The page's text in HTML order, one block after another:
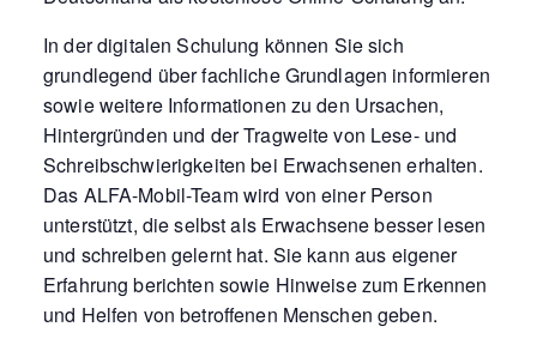
In der digitalen Schulung können Sie sich
grundlegend über fachliche Grundlagen informieren
sowie weitere Informationen zu den Ursachen,
Hintergründen und der Tragweite von Lese- und
Schreibschwierigkeiten bei Erwachsenen erhalten.
Das ALFA-Mobil-Team wird von einer Person
unterstützt, die selbst als Erwachsene besser lesen
und schreiben gelernt hat. Sie kann aus eigener
Erfahrung berichten sowie Hinweise zum Erkennen
und Helfen von betroffenen Menschen geben.